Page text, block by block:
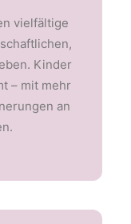
vielfältige
Kinder
– mit mehr
an